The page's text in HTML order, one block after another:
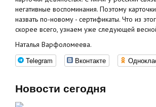
негативные воспоминания. Поэтому
назвать по-новому - сертификаты. Что из
скорее всего, узнаем уже следующей
Наталья Варфоломеева.
Telegram Вконтакте
Новости сегодня